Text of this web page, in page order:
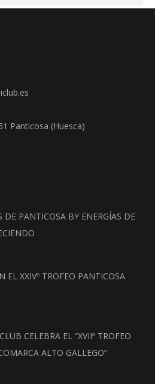
Panticosa (Huesca)
DE PANTICOSA BY ENERGÍAS DE
EL XXIVº TROFEO PANTICOSA
CELEBRA EL “XVIIº TROFEO
ALTO GALLEGO”